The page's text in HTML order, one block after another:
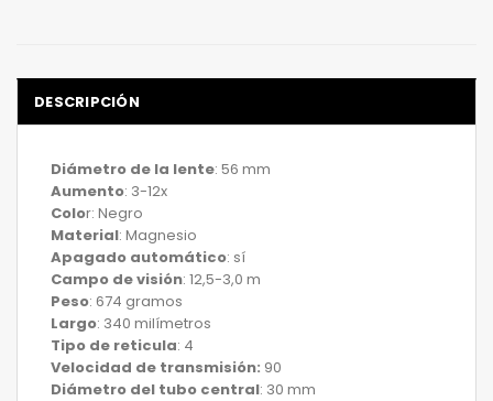
DESCRIPCIÓN
Diámetro de la lente: 56 mm
Aumento: 3-12x
Color: Negro
Material: Magnesio
Apagado automático: sí
Campo de visión: 12,5-3,0 m
Peso: 674 gramos
Largo: 340 milímetros
Tipo de reticula: 4
Velocidad de transmisión: 90
Diámetro del tubo central: 30 mm